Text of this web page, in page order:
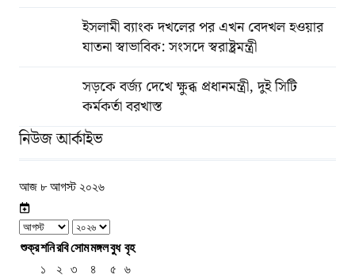
ইসলামী ব্যাংক দখলের পর এখন বেদখল হওয়ার
যাতনা স্বাভাবিক: সংসদে স্বরাষ্ট্রমন্ত্রী
সড়কে বর্জ্য দেখে ক্ষুব্ধ প্রধানমন্ত্রী, দুই সিটি
কর্মকর্তা বরখাস্ত
নিউজ আর্কাইভ
আজ ৮ আগস্ট ২০২৬
শুক্রশনিরবিসোমমঙ্গলবুধ বৃহ
১
২ ৩ ৪ ৫
৬